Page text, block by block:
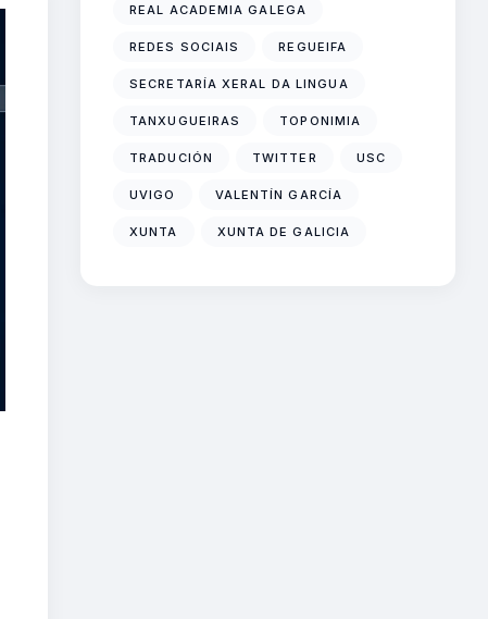
REAL ACADEMIA GALEGA
REDES SOCIAIS REGUEIFA
SECRETARÍA XERAL DA LINGUA
TANXUGUEIRAS TOPONIMIA
TRADUCIÓN TWITTER USC
UVIGO VALENTÍN GARCÍA
XUNTA XUNTA DE GALICIA